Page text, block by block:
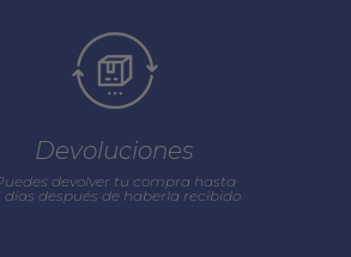
Devoluciones
devolver tu compra hasta
días después de haberla recibido